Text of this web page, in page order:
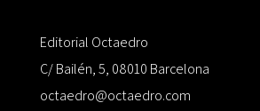
Editorial Octaedro
C/ Bailén, 5, 08010 Barcelona
octaedro@octaedro.com